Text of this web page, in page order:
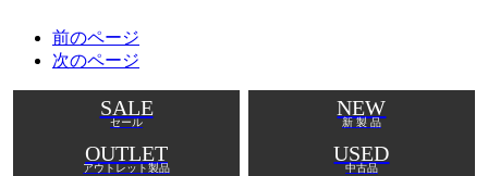
前のページ
次のページ
SALE
セール
NEW
新 製 品
OUTLET
アウトレット製品
USED
中古品